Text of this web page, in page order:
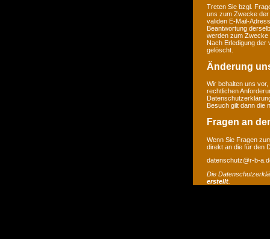
Treten Sie bzgl.
uns zum Zwecke der
validen E-Mail-
Beantwortung
werden zum Zwecke
Nach Erledigung der
gelöscht.
Änderung
Wir behalten uns
rechtlichen
Besuch gilt dann die
Fragen an
Wenn Sie Fragen
direkt an die für den
datenschutz@r-b-
Die
erstellt